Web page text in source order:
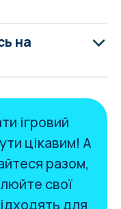
на
ігровий
цікавим! А
разом,
свої
для